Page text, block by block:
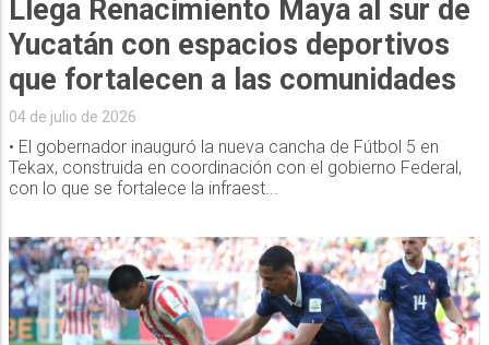
Llega Renacimiento Maya al sur de
Yucatán con espacios deportivos
que fortalecen a las comunidades
04 de julio de 2026
• El gobernador inauguró la nueva cancha de Fútbol 5 en
Tekax, construida en coordinación con el gobierno Federal,
con lo que se fortalece la infraest...